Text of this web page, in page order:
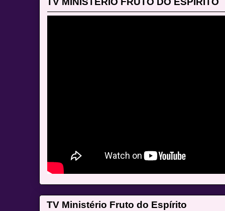
TV Ministério Fruto do Espírito